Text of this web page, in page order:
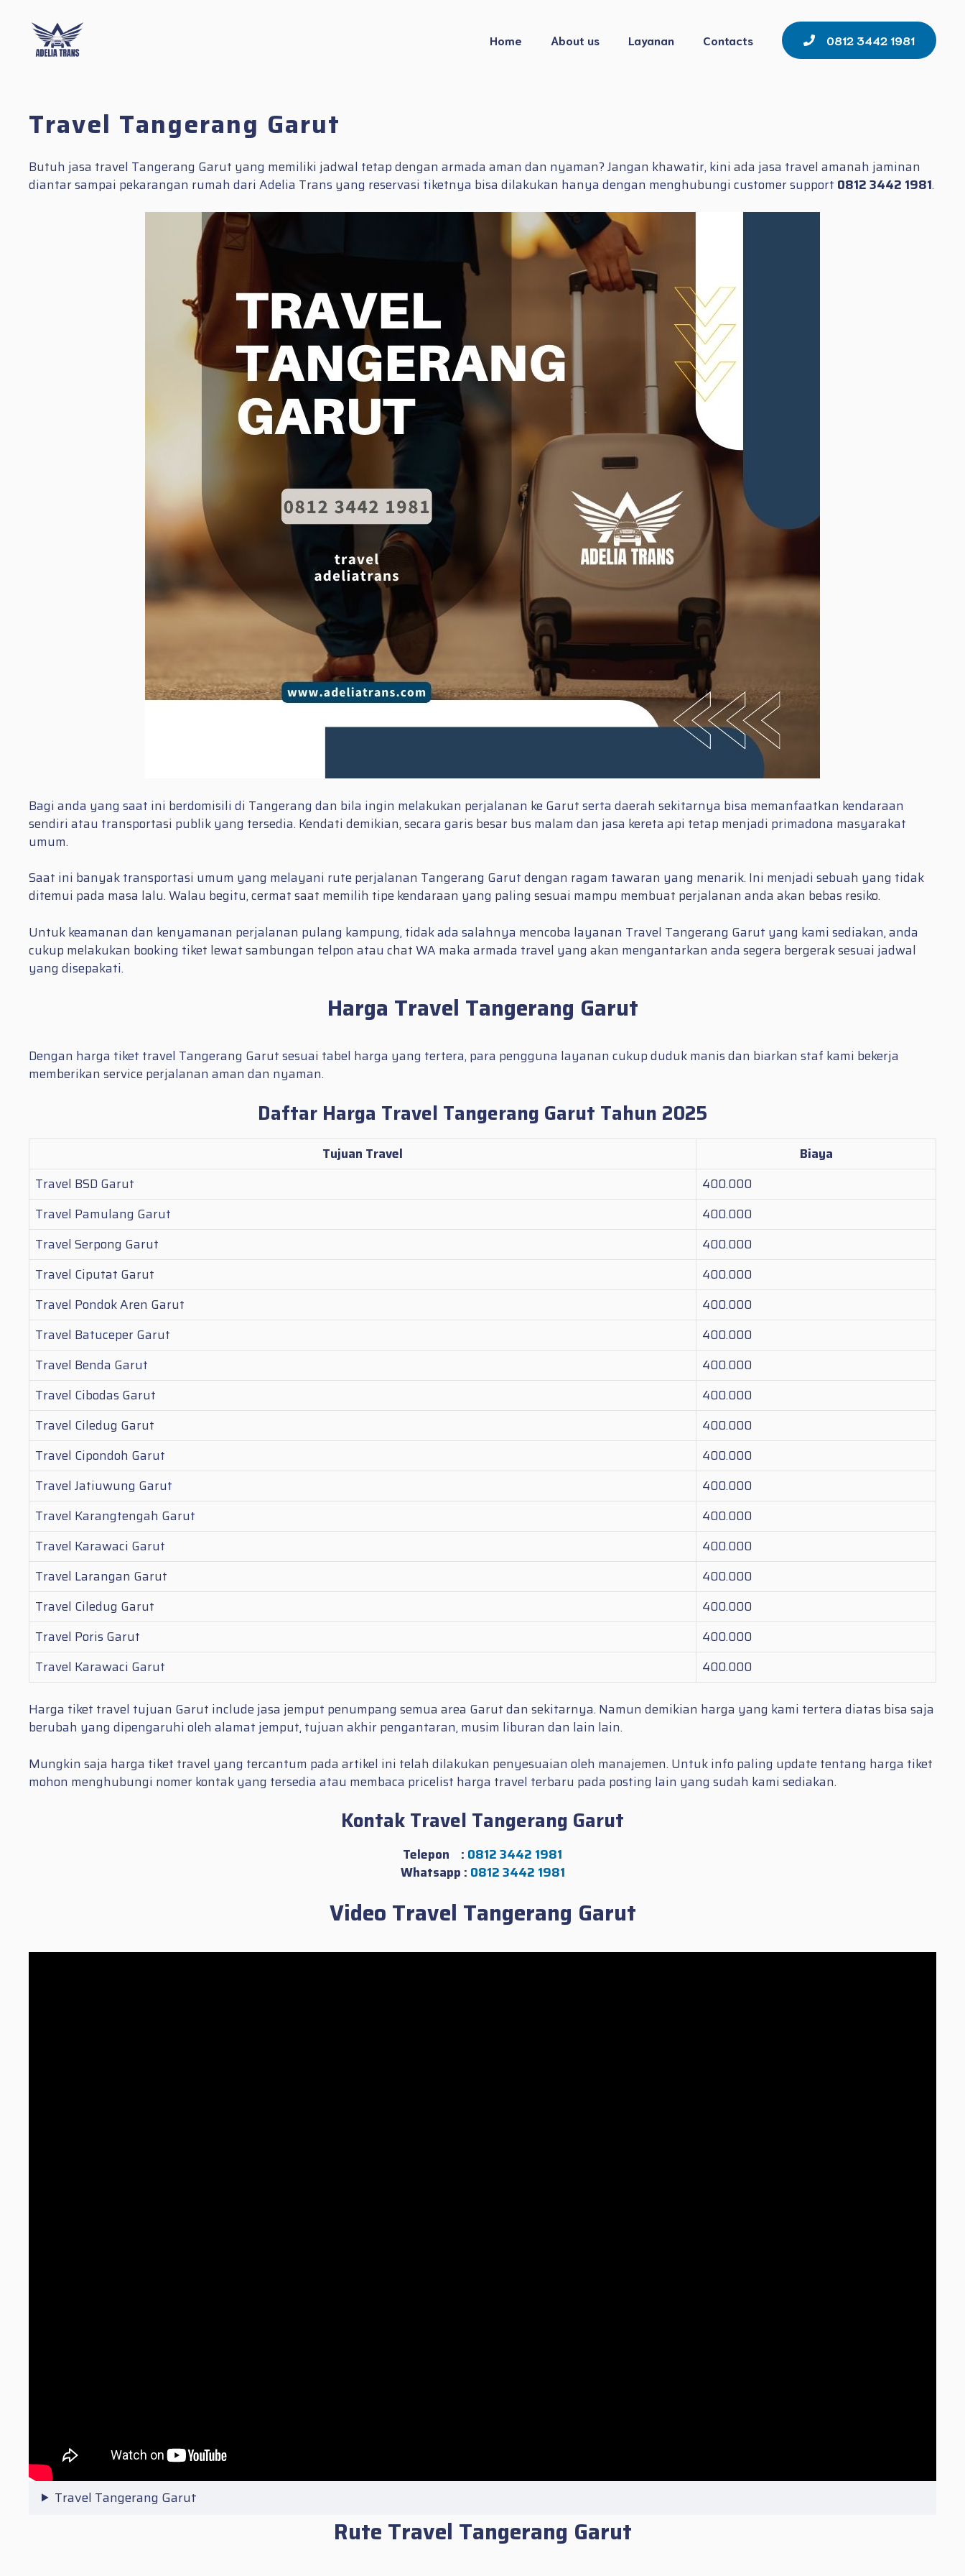
content
Home About us Layanan Contacts 0812 3442 1981
Travel Tangerang Garut
Butuh jasa travel Tangerang Garut yang memiliki jadwal tetap dengan armada aman dan nyaman? Jangan khawatir, kini ada jasa travel amanah jaminan
diantar sampai pekarangan rumah dari Adelia Trans yang reservasi tiketnya bisa dilakukan hanya dengan menghubungi customer support 0812 3442 1981.
Bagi anda yang saat ini berdomisili di Tangerang dan bila ingin melakukan perjalanan ke Garut serta daerah sekitarnya bisa memanfaatkan kendaraan
sendiri atau transportasi publik yang tersedia. Kendati demikian, secara garis besar bus malam dan jasa kereta api tetap menjadi primadona masyarakat
umum.
Saat ini banyak transportasi umum yang melayani rute perjalanan Tangerang Garut dengan ragam tawaran yang menarik. Ini menjadi sebuah yang tidak
ditemui pada masa lalu. Walau begitu, cermat saat memilih tipe kendaraan yang paling sesuai mampu membuat perjalanan anda akan bebas resiko.
Untuk keamanan dan kenyamanan perjalanan pulang kampung, tidak ada salahnya mencoba layanan Travel Tangerang Garut yang kami sediakan, anda
cukup melakukan booking tiket lewat sambungan telpon atau chat WA maka armada travel yang akan mengantarkan anda segera bergerak sesuai jadwal
yang disepakati.
Harga Travel Tangerang Garut
Dengan harga tiket travel Tangerang Garut sesuai tabel harga yang tertera, para pengguna layanan cukup duduk manis dan biarkan staf kami bekerja
memberikan service perjalanan aman dan nyaman.
Daftar Harga Travel Tangerang Garut Tahun 2025
Tujuan Travel
Biaya
Travel BSD Garut
400.000
Travel Pamulang Garut
400.000
Travel Serpong Garut
400.000
Travel Ciputat Garut
400.000
Travel Pondok Aren Garut
400.000
Travel Batuceper Garut
400.000
Travel Benda Garut
400.000
Travel Cibodas Garut
400.000
Travel Ciledug Garut
400.000
Travel Cipondoh Garut
400.000
Travel Jatiuwung Garut
400.000
Travel Karangtengah Garut
400.000
Travel Karawaci Garut
400.000
Travel Larangan Garut
400.000
Travel Ciledug Garut
400.000
Travel Poris Garut
400.000
Travel Karawaci Garut
400.000
Harga tiket travel tujuan Garut include jasa jemput penumpang semua area Garut dan sekitarnya. Namun demikian harga yang kami tertera diatas bisa saja
berubah yang dipengaruhi oleh alamat jemput, tujuan akhir pengantaran, musim liburan dan lain lain.
Mungkin saja harga tiket travel yang tercantum pada artikel ini telah dilakukan penyesuaian oleh manajemen. Untuk info paling update tentang harga tiket
mohon menghubungi nomer kontak yang tersedia atau membaca pricelist harga travel terbaru pada posting lain yang sudah kami sediakan.
Kontak Travel Tangerang Garut
Telepon : 0812 3442 1981
Whatsapp : 0812 3442 1981
Video Travel Tangerang Garut
Travel Tangerang Garut
Rute Travel Tangerang Garut